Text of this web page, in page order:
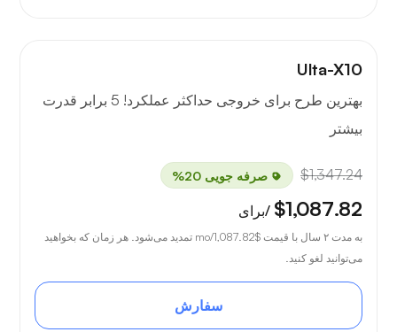
Ulta-X10
بهترین طرح برای خروجی حداکثر عملکرد! 5 برابر قدرت
بیشتر
$1,347.24 صرفه جویی 20%
$1,087.82 /برای
به مدت ۲ سال با قیمت $1,087.82
/mo تمدید می‌شود. هر زمان که بخواهید
می‌توانید لغو کنید.
سفارش